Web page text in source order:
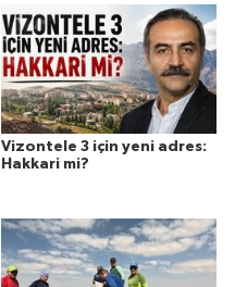
Vizontele 3 için yeni adres:
Hakkari mi?